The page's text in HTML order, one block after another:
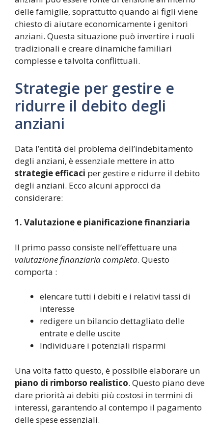
delle famiglie, soprattutto quando ai figli viene
chiesto di aiutare economicamente i genitori
anziani. Questa situazione può invertire i ruoli
tradizionali e creare dinamiche familiari
complesse e talvolta conflittuali.
Strategie per gestire e
ridurre il debito degli
anziani
Data l’entità del problema dell’indebitamento
degli anziani, è essenziale mettere in atto
strategie efficaci per gestire e ridurre il debito
degli anziani. Ecco alcuni approcci da
considerare:
1. Valutazione e pianificazione finanziaria
Il primo passo consiste nell’effettuare una
valutazione finanziaria completa. Questo
comporta :
elencare tutti i debiti e i relativi tassi di
interesse
redigere un bilancio dettagliato delle
entrate e delle uscite
Individuare i potenziali risparmi
Una volta fatto questo, è possibile elaborare un
piano di rimborso realistico. Questo piano deve
dare priorità ai debiti più costosi in termini di
interessi, garantendo al contempo il pagamento
delle spese essenziali.